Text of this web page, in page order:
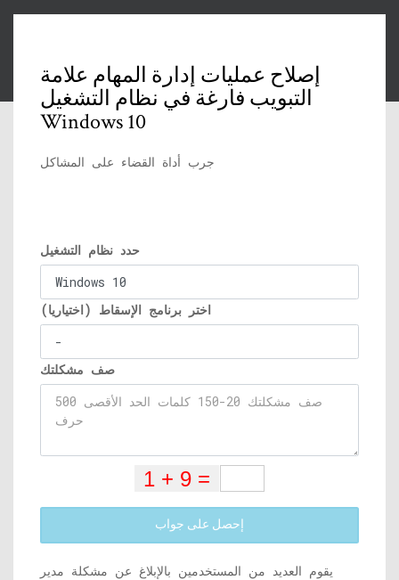
إصلاح عمليات إدارة المهام علامة
التبويب فارغة في نظام التشغيل
Windows 10
جرب أداة القضاء على المشاكل
حدد نظام التشغيل
اختر برنامج الإسقاط (اختياريا)
صف مشكلتك
إحصل على جواب
يقوم العديد من المستخدمين بالإبلاغ عن مشكلة مدير